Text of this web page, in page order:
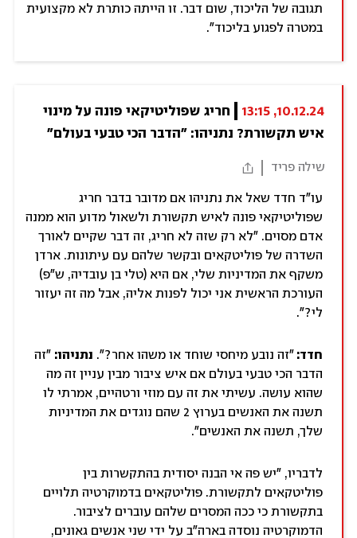
תגובה של הליכוד, שום דבר. זו הייתה כותרת לא מקצועית
במטרה לפגוע בליכוד".
10.12.24, 13:15
איש תקשורת? נתניהו: "הדבר הכי טבעי בעולם"
שילה פריד
עו"ד חדד שאל את נתניהו אם מדובר בדבר חריג
שפוליטיקאי פונה לאיש תקשורת ולשאול מדוע הוא ממנה
אדם מסוים. "לא רק שזה לא חריג, זה דבר שקיים לאורך
השדרה של פוליטקאים ובקשר שלהם עם עיתונות. ארדן
משקף את המדיניות שלי, אם היא (טלי בן עובדיה, ש"פ)
העורכת הראשית אני יכול לפנות אליה, אבל מה זה יעזור
לי?".
חדד: "זה נובע מיחסי שוחד או משהו אחר?". נתניהו: "זה
הדבר הכי טבעי בעולם אם איש ציבור מבין עניין זה מה
שהוא עושה. עשיתי את זה עם מוזי ורטהיים, אמרתי לו
תשנה את האנשים בערוץ 2 שהם נוגדים את המדיניות
שלך, תשנה את האנשים".
לדבריו, "יש פה אי הבנה יסודית בהתקשרות בין
פוליטקאים לתקשורת. פוליטקאים בדמוקרטיה תלויים
בתקשורת כי ככה המסרים שלהם עוברים לציבור.
הדמוקרטיה נוסדה בארה"ב על ידי שני אנשים גאונים,